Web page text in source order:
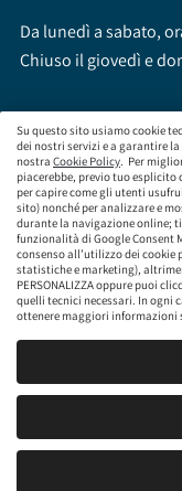
Su questo sito usiamo cookie
dei nostri servizi e a garantire
nostra Cookie Policy. Per
piacerebbe, previo tuo esplicito
per capire come gli utenti
sito) nonché per analizzare e
durante la navigazione online;
funzionalità di Google Consent
consenso all’utilizzo dei cookie
statistiche e marketing),
PERSONALIZZA oppure puoi
quelli tecnici necessari. In ogni
ottenere maggiori
Da lunedì a sabato,
Chiuso il giovedì e
brumbrum S.p.A a socio unico
Sede
Società soggetta alla
Società soggetta al
Numero iscrizione: